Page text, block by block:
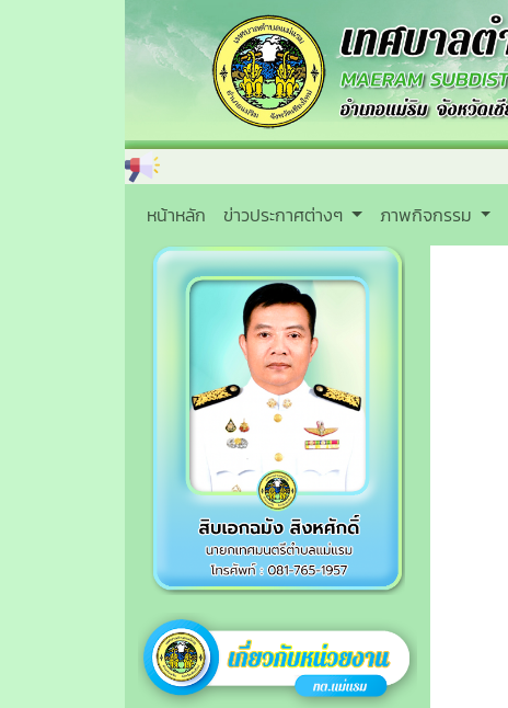
หน้าหลัก ข่าวประกาศต่างๆ ภาพกิจกรรม